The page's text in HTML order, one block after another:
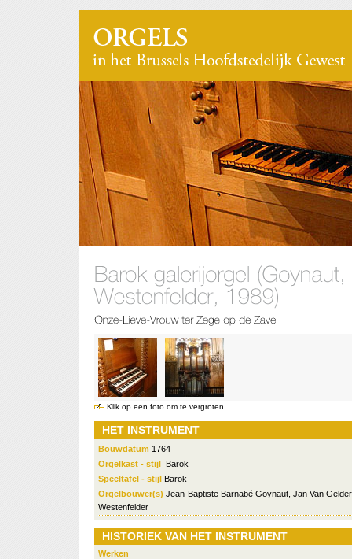
Klik op een foto om te vergroten
HET INSTRUMENT
Bouwdatum 1764
Orgelkast - stijl Barok
Speeltafel - stijl Barok
Orgelbouwer(s) Jean-Baptiste Barnabé Goynaut, Jan Van
Westenfelder
HISTORIEK VAN HET INSTRUMENT
Werken